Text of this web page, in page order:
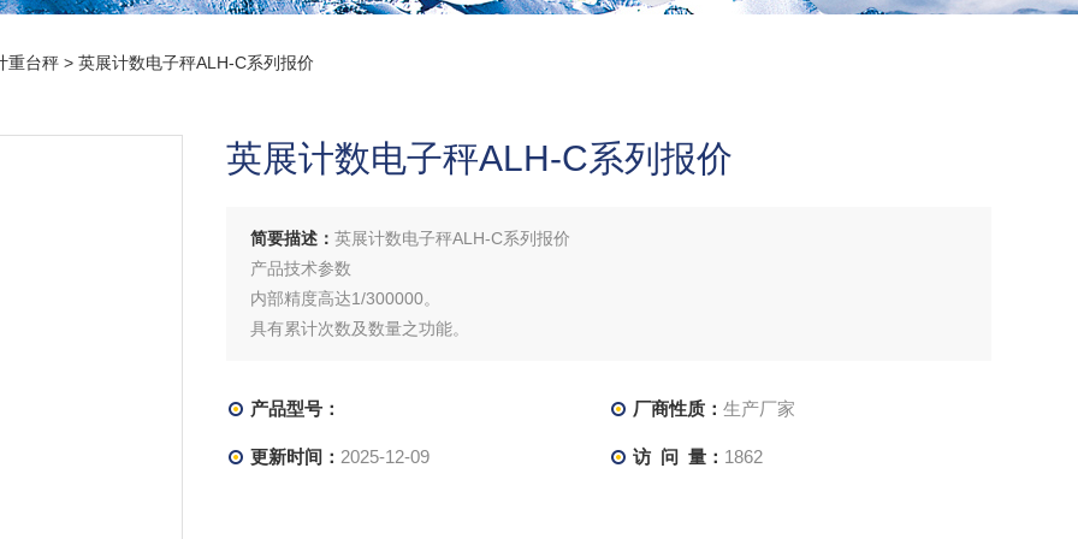
重台秤 > 英展计数电子秤ALH-C系列报价
英展计数电子秤ALH-C系列报价
简要描述： 英展计数电子秤ALH-C系列报价
产品技术参数
内部精度高达1/300000。
具有累计次数及数量之功能。
产品型号： 厂商性质： 生产厂家
更新时间： 2025-12-09 访 问 量： 1862